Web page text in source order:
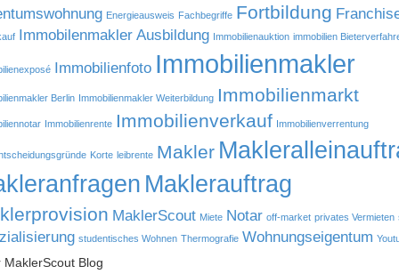
Energieausweis Fachbegriffe Fortbildung
Immobilenmakler Ausbildung Immobilienauktion immobilien
Immobilienfoto Immobilienmakler
Berlin Immobilienmakler Weiterbildung Immobilienmarkt
Immobilienrente Immobilienverkauf Immobilienverrentung
Korte leibrente Makler
Maklerauftrag
MaklerScout Miete Notar off-market privates Vermieten
studentisches Wohnen Thermografie Wohnungseigentum
MaklerScout Blog